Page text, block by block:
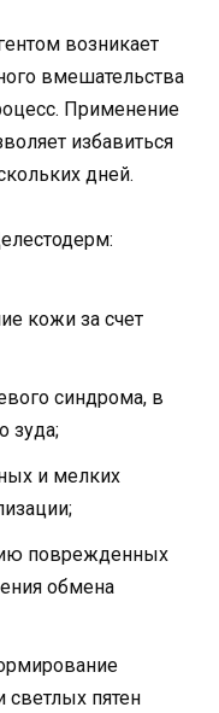
возникает
вмешательства
Применение
избавиться
дней.
кожи за счет
синдрома, в
зуда;
и мелких
поврежденных
обмена
пятен